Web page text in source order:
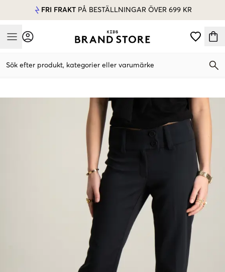
FRI FRAKT PÅ BESTÄLLNINGAR ÖVER 699 KR
Mobile Menu
Sök efter produkt, kategorier eller varumärke